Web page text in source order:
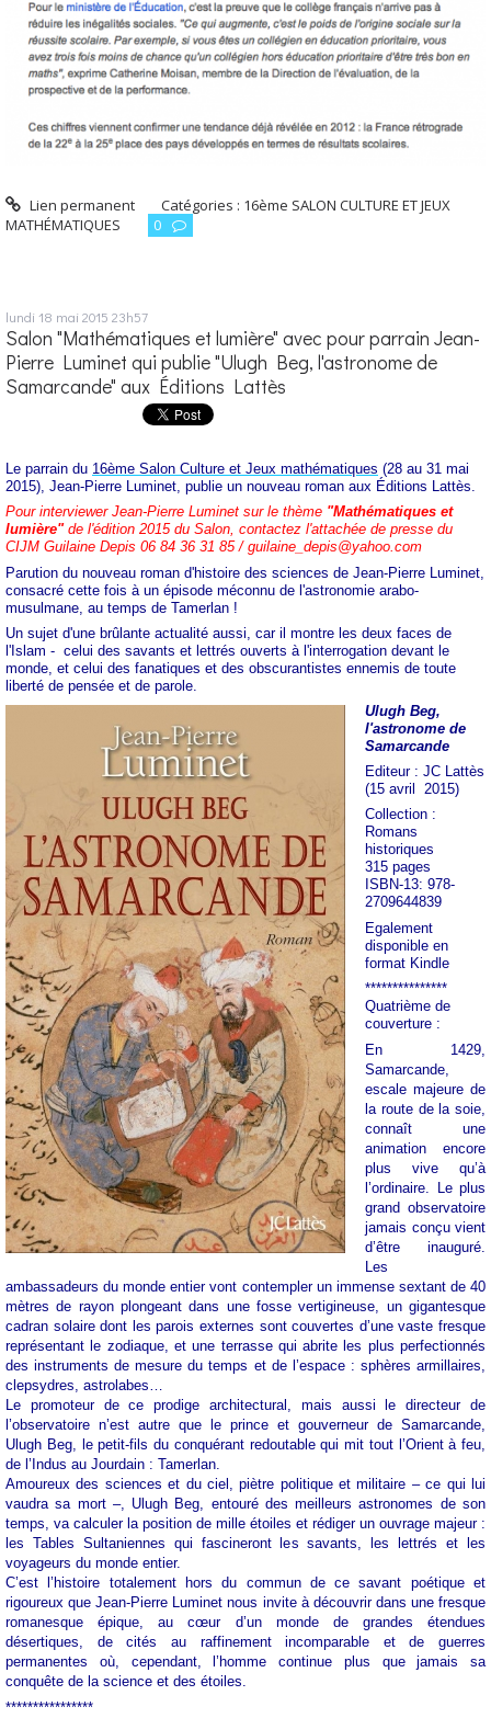
Lien permanent Catégories : 16ème SALON CULTURE ET JEUX
MATHÉMATIQUES
0
lundi 18 mai 2015 23h57
Salon "Mathématiques et lumière" avec pour parrain Jean-
Pierre Luminet qui publie "Ulugh Beg, l'astronome de
Samarcande" aux Éditions Lattès
Le parrain du 16ème Salon Culture et Jeux mathématiques (28 au 31 mai
2015), Jean-Pierre Luminet, publie un nouveau roman aux Éditions Lattès.
Pour interviewer Jean-Pierre Luminet sur le thème "Mathématiques et
lumière"de l'édition 2015 du Salon, contactez l'attachée de presse du
CIJM Guilaine Depis 06 84 36 31 85 / guilaine_depis@yahoo.com
Parution du nouveau roman d'histoire des sciences de Jean-Pierre Luminet,
consacré cette fois à un épisode méconnu de l'astronomie arabo-
musulmane, au temps de Tamerlan !
Un sujet d'une brûlante actualité aussi, car il montre les deux faces de
l'Islam - celui des savants et lettrés ouverts à l'interrogation devant le
monde, et celui des fanatiques et des obscurantistes ennemis de toute
liberté de pensée et de parole.
Ulugh Beg,
l'astronome de
Samarcande
Editeur : JC Lattès
(15 avril 2015)
Collection :
Romans
historiques
315 pages
ISBN-13: 978-
2709644839
Egalement
disponible en
format Kindle
***************
Quatrième de
couverture :
En 1429,
Samarcande,
escale majeure de
la route de la soie,
connaît une
animation encore
plus vive qu’à
l’ordinaire. Le plus
grand observatoire
jamais conçu vient
d’être inauguré.
Les
ambassadeurs du monde entier vont contempler un immense sextant de 40
mètres de rayon plongeant dans une fosse vertigineuse, un gigantesque
cadran solaire dont les parois externes sont couvertes d’une vaste fresque
représentant le zodiaque, et une terrasse qui abrite les plus perfectionnés
des instruments de mesure du temps et de l’espace : sphères armillaires,
clepsydres, astrolabes…
Le promoteur de ce prodige architectural, mais aussi le directeur de
l’observatoire n’est autre que le prince et gouverneur de Samarcande,
Ulugh Beg, le petit-fils du conquérant redoutable qui mit tout l’Orient à feu,
de l’Indus au Jourdain : Tamerlan.
Amoureux des sciences et du ciel, piètre politique et militaire – ce qui lui
vaudra sa mort –, Ulugh Beg, entouré des meilleurs astronomes de son
temps, va calculer la position de mille étoiles et rédiger un ouvrage majeur :
les Tables Sultaniennes qui fascineront les savants, les lettrés et les
voyageurs du monde entier.
C’est l’histoire totalement hors du commun de ce savant poétique et
rigoureux que Jean-Pierre Luminet nous invite à découvrir dans une fresque
romanesque épique, au cœur d’un monde de grandes étendues
désertiques, de cités au raffinement incomparable et de guerres
permanentes où, cependant, l’homme continue plus que jamais sa
conquête de la science et des étoiles.
****************